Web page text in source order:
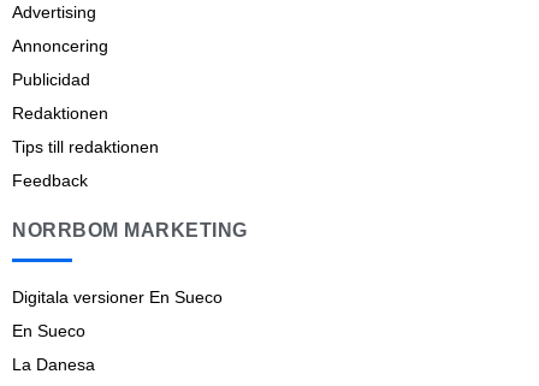
Advertising
Annoncering
Publicidad
Redaktionen
Tips till redaktionen
Feedback
NORRBOM MARKETING
Digitala versioner En Sueco
En Sueco
La Danesa